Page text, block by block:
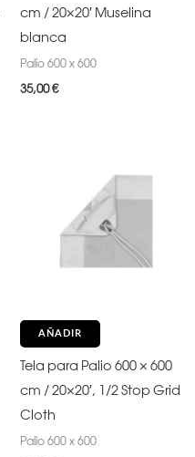
cm / 20×20′ Muselina
blanca
Palio 600 x 600
35,00€
AÑADIR
Tela para Palio 600 × 600
cm / 20×20′, 1/2 Stop Grid
Cloth
Palio 600 x 600